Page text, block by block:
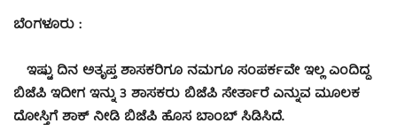
ಬೆಂಗಳೂರು :
ಇಷ್ಟು ದಿನ ಅತೃಪ್ತ ಶಾಸಕರಿಗೂ ನಮಗೂ ಸಂಪರ್ಕವೇ ಇಲ್ಲ ಎಂದಿದ್ದ
ಬಿಜೆಪಿ ಇದೀಗ ಇನ್ನು 3 ಶಾಸಕರು ಬಿಜೆಪಿ ಸೇರ್ತಾರೆ ಎನ್ನುವ ಮೂಲಕ
ದೋಸ್ತಿಗೆ ಶಾಕ್​ ನೀಡಿ ಬಿಜೆಪಿ ಹೊಸ ಬಾಂಬ್​ ಸಿಡಿಸಿದೆ.